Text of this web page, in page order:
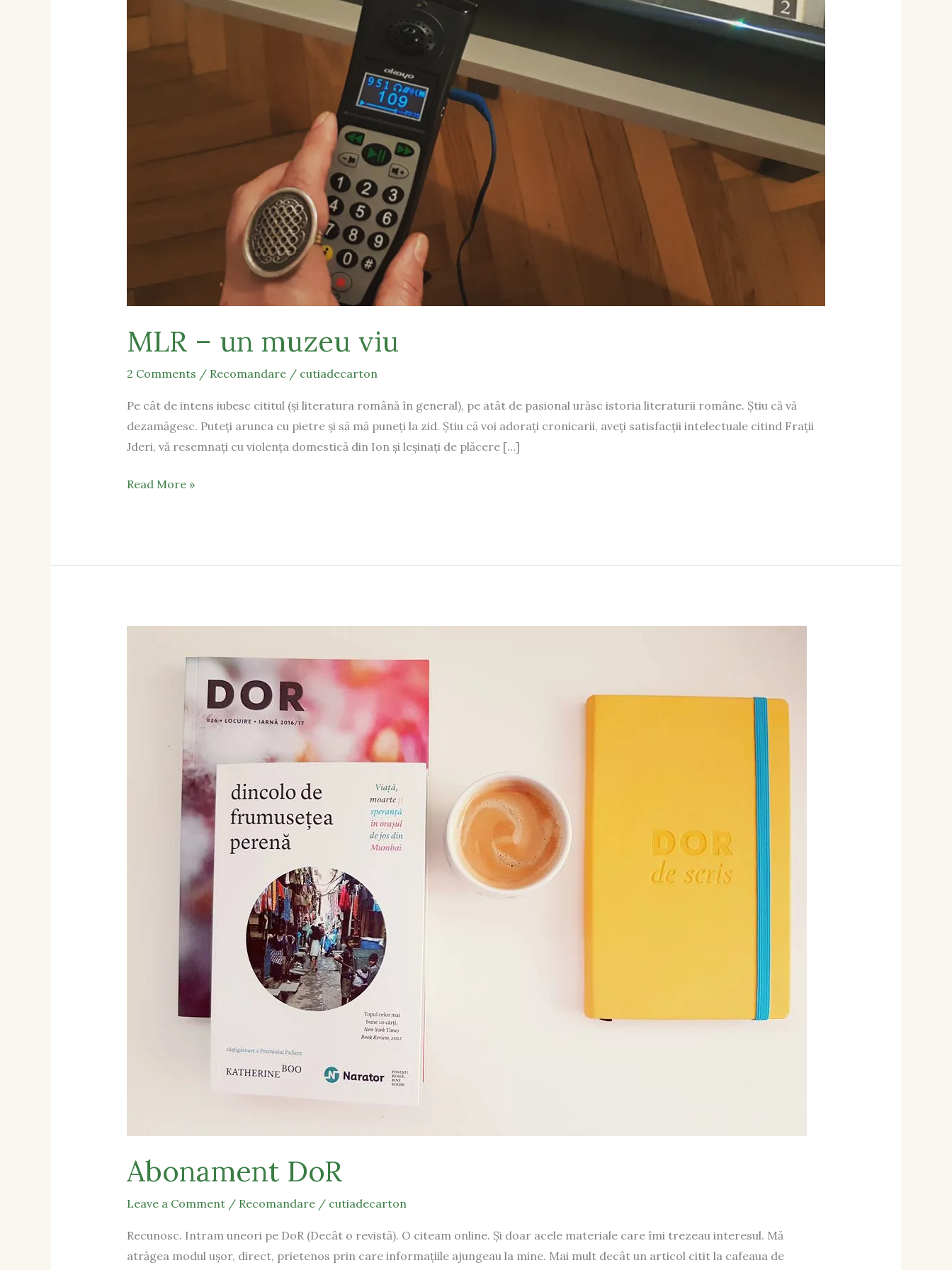
MLR – un muzeu viu
2 Comments / Recomandare/ cutiadecarton
Pe cât de intens iubesc cititul (și literatura română în general), pe atât de pasional urăsc istoria literaturii române. Știu că vă
dezamăgesc. Puteți arunca cu pietre și să mă puneți la zid. Știu că voi adorați cronicarii, aveți satisfacții intelectuale citind Frații
Jderi, vă resemnați cu violența domestică din Ion și leșinați de plăcere […]
Read More »
Abonament DoR
Leave a Comment / Recomandare/ cutiadecarton
Recunosc. Intram uneori pe DoR (Decât o revistă). O citeam online. Și doar acele materiale care îmi trezeau interesul. Mă
atrăgea modul ușor, direct, prietenos prin care informațiile ajungeau la mine. Mai mult decât un articol citit la cafeaua de